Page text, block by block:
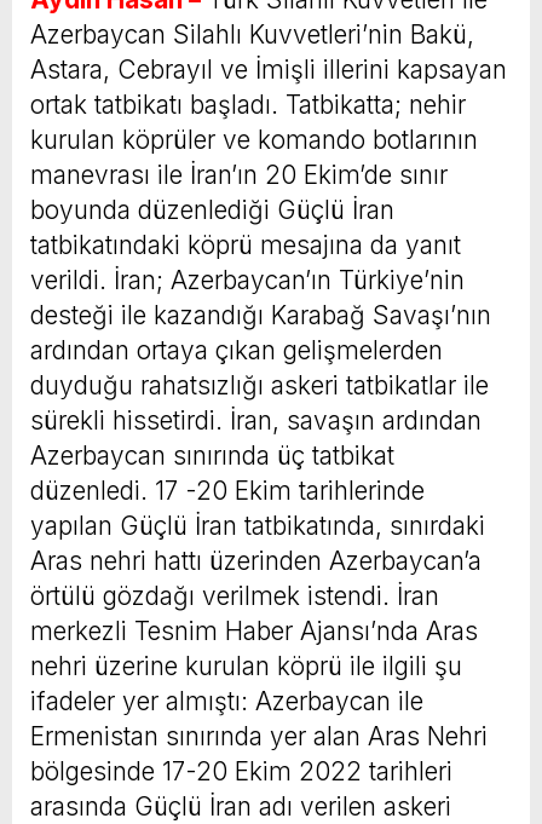
Azerbaycan Silahlı Kuvvetleri’nin Bakü,
Astara, Cebrayıl ve İmişli illerini kapsayan
ortak tatbikatı başladı. Tatbikatta; nehir
kurulan köprüler ve komando botlarının
manevrası ile İran’ın 20 Ekim’de sınır
boyunda düzenlediği Güçlü İran
tatbikatındaki köprü mesajına da yanıt
verildi. İran; Azerbaycan’ın Türkiye’nin
desteği ile kazandığı Karabağ Savaşı’nın
ardından ortaya çıkan gelişmelerden
duyduğu rahatsızlığı askeri tatbikatlar ile
sürekli hissetirdi. İran, savaşın ardından
Azerbaycan sınırında üç tatbikat
düzenledi. 17 -20 Ekim tarihlerinde
yapılan Güçlü İran tatbikatında, sınırdaki
Aras nehri hattı üzerinden Azerbaycan’a
örtülü gözdağı verilmek istendi. İran
merkezli Tesnim Haber Ajansı’nda Aras
nehri üzerine kurulan köprü ile ilgili şu
ifadeler yer almıştı: Azerbaycan ile
Ermenistan sınırında yer alan Aras Nehri
bölgesinde 17-20 Ekim 2022 tarihleri
arasında Güçlü İran adı verilen askeri